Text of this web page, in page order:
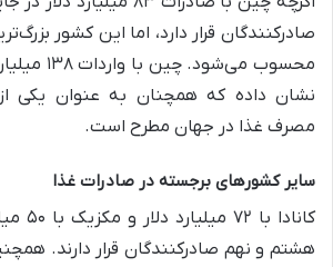
صادرکنندگان قرار دارد، اما این کشور
نشان داده که همچنان به عنوان یکی از
مصرف غذا در جهان مطرح است.
سایر کشورهای برجسته در صادرات غذا
هشتم و نهم صادرکنندگان قرار دارند.